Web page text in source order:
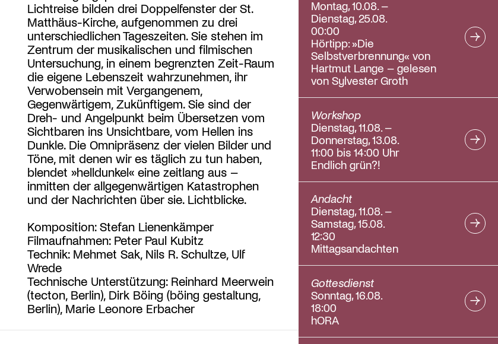
Lichtreise bilden drei Doppelfenster der St.
Matthäus-Kirche, aufgenommen zu drei
unterschiedlichen Tageszeiten. Sie stehen im
Zentrum der musikalischen und filmischen
Untersuchung, in einem begrenzten Zeit-Raum
die eigene Lebenszeit wahrzunehmen, ihr
Verwobensein mit Vergangenem,
Gegenwärtigem, Zukünftigem. Sie sind der
Dreh- und Angelpunkt beim Übersetzen vom
Sichtbaren ins Unsichtbare, vom Hellen ins
Dunkle. Die Omnipräsenz der vielen Bilder und
Töne, mit denen wir es täglich zu tun haben,
blendet »helldunkel« eine zeitlang aus –
inmitten der allgegenwärtigen Katastrophen
und der Nachrichten über sie. Lichtblicke.
Komposition: Stefan Lienenkämper
Filmaufnahmen: Peter Paul Kubitz
Technik: Mehmet Sak, Nils R. Schultze, Ulf
Wrede
Technische Unterstützung: Reinhard Meerwein
(tecton, Berlin), Dirk Böing (böing gestaltung,
Berlin), Marie Leonore Erbacher
Montag, 10.08. –
Dienstag, 25.08.
00:00
Hörtipp: »Die
Selbstverbrennung« von
Hartmut Lange – gelesen
von Sylvester Groth
Workshop
Dienstag, 11.08. –
Donnerstag, 13.08.
11:00 bis 14:00 Uhr
Endlich grün?!
Andacht
Dienstag, 11.08. –
Samstag, 15.08.
12:30
Mittagsandachten
Gottesdienst
Sonntag, 16.08.
18:00
hORA